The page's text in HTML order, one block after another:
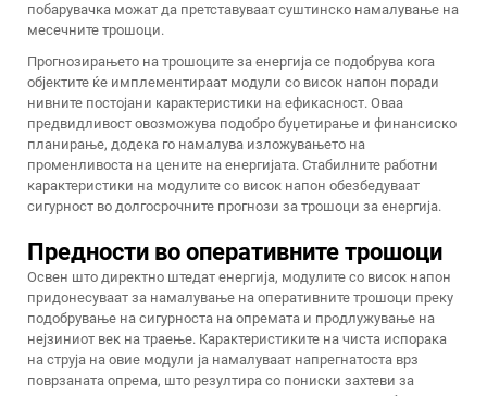
побарувачка можат да претставуваат суштинско намалување на
месечните трошоци.
Прогнозирањето на трошоците за енергија се подобрува кога
објектите ќе имплементираат модули со висок напон поради
нивните постојани карактеристики на ефикасност. Оваа
предвидливост овозможува подобро буџетирање и финансиско
планирање, додека го намалува изложувањето на
променливоста на цените на енергијата. Стабилните работни
карактеристики на модулите со висок напон обезбедуваат
сигурност во долгосрочните прогнози за трошоци за енергија.
Предности во оперативните трошоци
Освен што директно штедат енергија, модулите со висок напон
придонесуваат за намалување на оперативните трошоци преку
подобрување на сигурноста на опремата и продлужување на
нејзиниот век на траење. Карактеристиките на чиста испорака
на струја на овие модули ја намалуваат напрегнатоста врз
поврзаната опрема, што резултира со пониски захтеви за